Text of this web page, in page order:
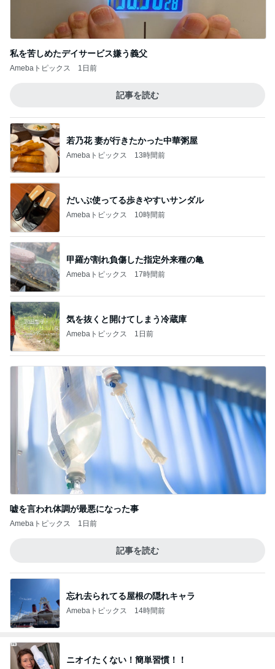
私を苦しめたデイサービス嫌う義父
Amebaトピックス 1日前
記事を読む
若乃花 妻が行きたかった中華粥屋
Amebaトピックス 13時間前
だいぶ使ってる歩きやすいサンダル
Amebaトピックス 10時間前
甲羅が割れ負傷した指定外来種の亀
Amebaトピックス 17時間前
気を抜くと開けてしまう冷蔵庫
Amebaトピックス 1日前
嘘を言われ体調が最悪になった事
Amebaトピックス 1日前
記事を読む
忘れ去られてる屋根の隠れキャラ
Amebaトピックス 14時間前
ニオイたくない！簡単習慣！！